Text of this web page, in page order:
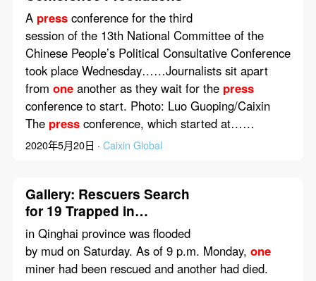
A pressconference for the third
session of the 13th National Committee of the
Chinese People’s Political Consultative Conference
took place Wednesday……Journalists sit apart
from oneanother as they wait for the press
conference to start. Photo: Luo Guoping/Caixin
The pressconference, which started at……
2020年5月20日 · Caixin Global
Gallery: Rescuers Search
for 19 Trapped in
Northwest China Mine
in Qinghai province was flooded
by mud on Saturday. As of 9 p.m. Monday, one
miner had been rescued and another had died.